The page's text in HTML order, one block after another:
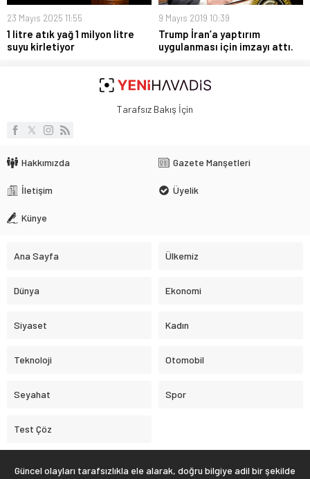
23 Mayıs 2025 11:55
1 litre atık yağ 1 milyon litre
suyu kirletiyor
9 Mayıs 2019 10:39
Trump İran’a yaptırım
uygulanması için imzayı attı.
Tarafsız Bakış İçin
Hakkımızda Gazete Manşetleri
İletişim Üyelik
Künye
Ana Sayfa Ülkemiz
Dünya Ekonomi
Siyaset Kadın
Teknoloji Otomobil
Seyahat Spor
Test Çöz
Güncel olayları tarafsızlıkla ele alarak, doğru bilgiye adil bir şekilde